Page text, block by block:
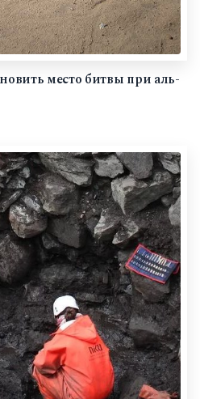
место битвы при аль-